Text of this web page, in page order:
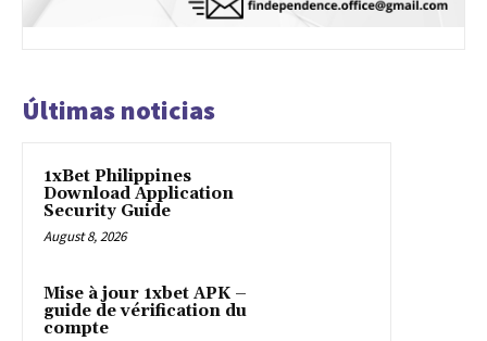
Últimas noticias
1xBet Philippines
Download Application
Security Guide
August 8, 2026
Mise à jour 1xbet APK –
guide de vérification du
compte